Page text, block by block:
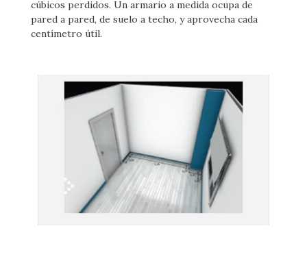
cúbicos perdidos. Un armario a medida ocupa de
pared a pared, de suelo a techo, y aprovecha cada
centímetro útil.